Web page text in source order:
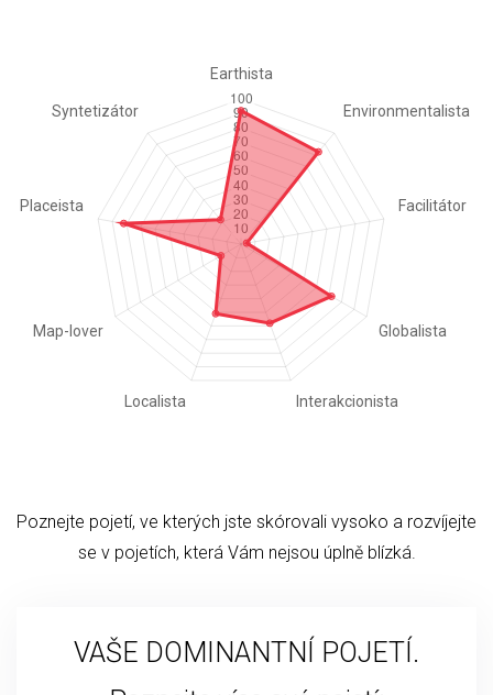
Poznejte pojetí, ve kterých jste skórovali vysoko a rozvíjejte
se v pojetích, která Vám nejsou úplně blízká.
VAŠE DOMINANTNÍ POJETÍ.